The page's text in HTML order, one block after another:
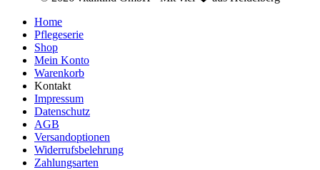
Home
Pflegeserie
Shop
Mein Konto
Warenkorb
Kontakt
Impressum
Datenschutz
AGB
Versandoptionen
Widerrufsbelehrung
Zahlungsarten